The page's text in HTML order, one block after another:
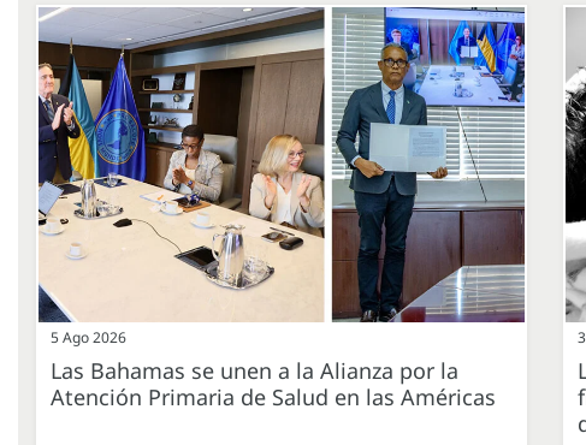
5 Ago 2026
Las Bahamas se unen a la Alianza por la
Atención Primaria de Salud en las Américas